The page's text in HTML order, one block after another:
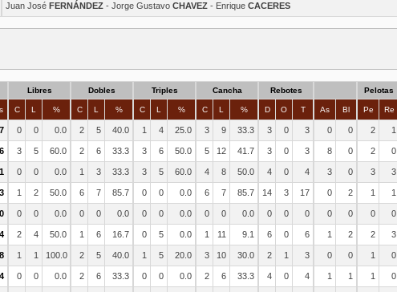
Juan José FERNÁNDEZ - Jorge Gustavo CHAVEZ - Enrique CACERES
Libres Dobles Triples Cancha Rebotes Pelotas
C L % C L % C L % C L % D O T As Bl Pe Re
7 0 0 0.0 2 5 40.0 1 4 25.0 3 9 33.3 3 0 3 0 0 2 1
3 5 60.0 2 6 33.3 3 6 50.0 5 12 41.7 3 0 3 8 0 2 0
0 0 0.0 1 3 33.3 3 5 60.0 4 8 50.0 4 0 4 3 0 3 3
1 2 50.0 6 7 85.7 0 0 0.0 6 7 85.7 14 3 17 0 2 1 1
0 0 0 0.0 0 0 0.0 0 0 0.0 0 0 0.0 0 0 0 0 0 0 0
4 2 4 50.0 1 6 16.7 0 5 0.0 1 11 9.1 6 0 6 1 2 2 3
8 1 1 100.0 2 5 40.0 1 5 20.0 3 10 30.0 2 1 3 0 0 1 0
4 0 0 0.0 2 6 33.3 0 0 0.0 2 6 33.3 4 0 4 1 1 1 0